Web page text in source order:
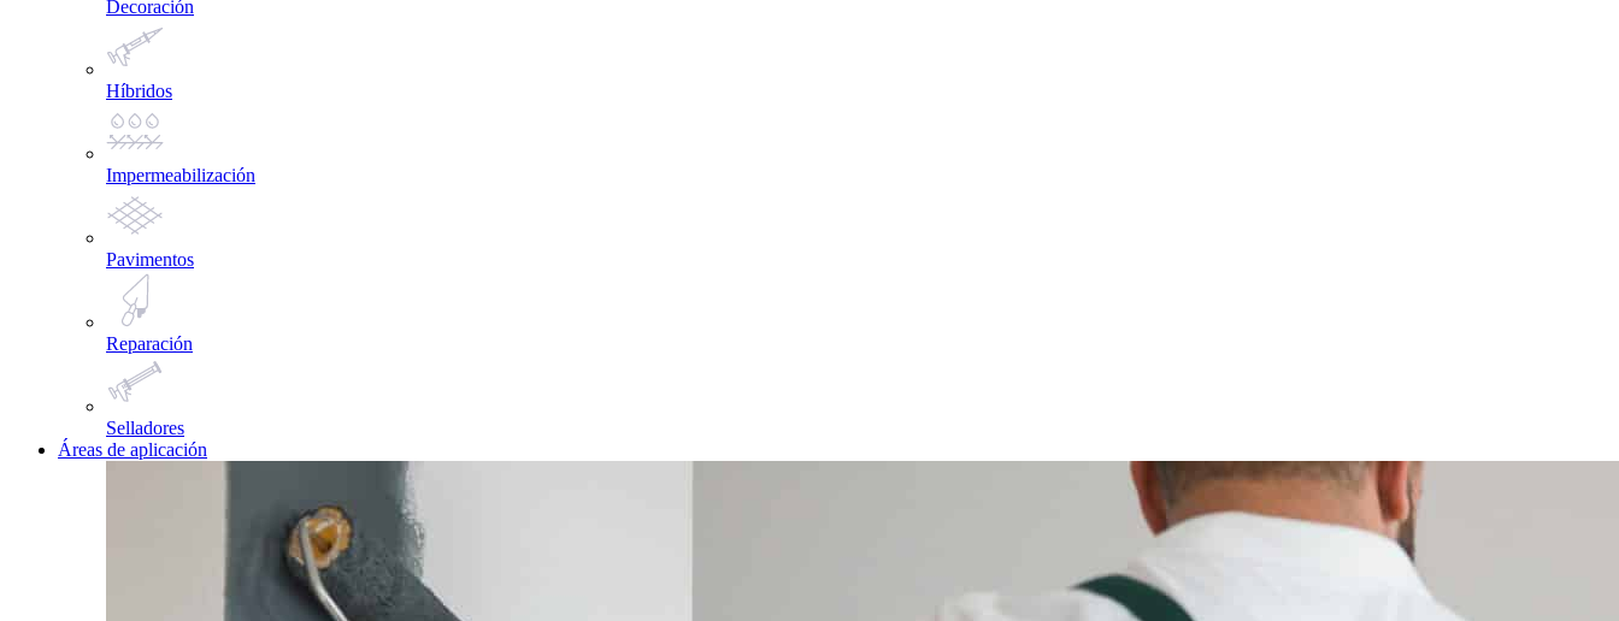
Decoración
Híbridos
Impermeabilización
Pavimentos
Reparación
Selladores
Áreas de aplicación